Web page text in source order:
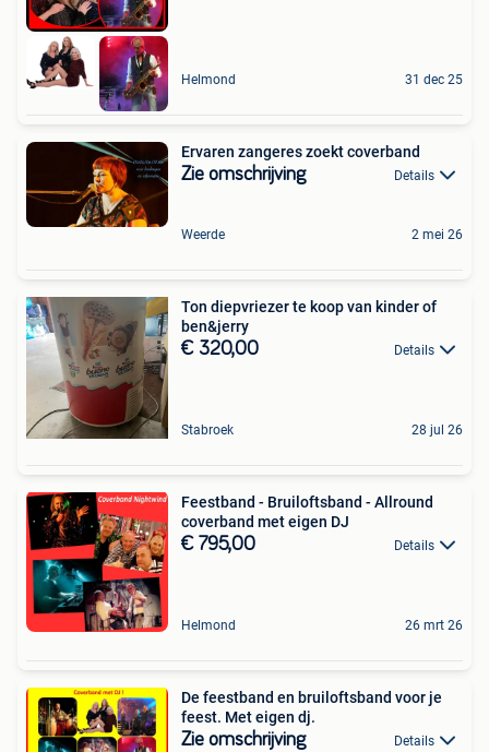
Helmond 31 dec 25
Ervaren zangeres zoekt coverband
Zie omschrijving Details
Weerde 2 mei 26
Ton diepvriezer te koop van kinder of
ben&jerry
€ 320,00 Details
Stabroek 28 jul 26
Feestband - Bruiloftsband - Allround
coverband met eigen DJ
€ 795,00 Details
Helmond 26 mrt 26
De feestband en bruiloftsband voor je
feest. Met eigen dj.
Zie omschrijving Details